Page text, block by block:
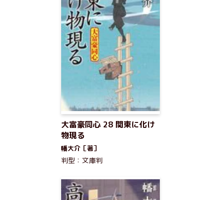
大富豪同心 28 関東に化け
物現る
幡大介［著］
判型：文庫判